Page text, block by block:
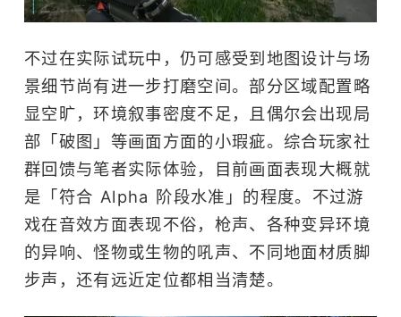
不过在实际试玩中，仍可感受到地图设计与场
景细节尚有进一步打磨空间。部分区域配置略
显空旷，环境叙事密度不足，且偶尔会出现局
部「破图」等画面方面的小瑕疵。综合玩家社
群回馈与笔者实际体验，目前画面表现大概就
是「符合 Alpha 阶段水准」的程度。不过游
戏在音效方面表现不俗，枪声、各种变异环境
的异响、怪物或生物的吼声、不同地面材质脚
步声，还有远近定位都相当清楚。